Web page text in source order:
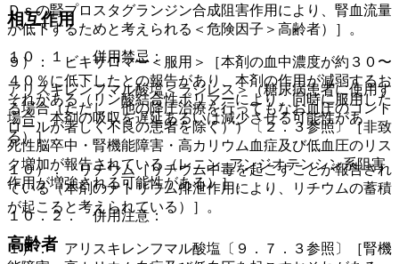
Ｄｓの腎プロスタグランジン合成阻害作用により、腎血流量
が低下するためと考えられる＜危険因子＞高齢者）］。
９）． ビキサロマー＜服用＞［本剤の血中濃度が約３０〜
４０％に低下したとの報告があり、本剤の作用が減弱するお
それがある（リン酸結合性ポリマーにより、同時に服用した
場合、本剤の吸収を遅延あるいは減少させる可能性があ
る）］。
１０）． リチウム［リチウム中毒を起こすことが報告され
ている（本剤のナトリウム排泄作用により、リチウムの蓄積
が起こると考えられている）］。
高齢者
相互作用
１０．１． 併用禁忌：
アリスキレンフマル酸塩＜ラジレス＞（糖尿病患者に使用す
る場合（ただし、他の降圧治療を行ってもなお血圧のコント
ロールが著しく不良の患者を除く））〔２．３参照〕［非致
死性脳卒中・腎機能障害・高カリウム血症及び低血圧のリス
ク増加が報告されている（レニン−アンジオテンシン系阻害
作用が増強される可能性がある）］。
１０．２． 併用注意：
１）． アリスキレンフマル酸塩〔９．７．３参照〕［腎機